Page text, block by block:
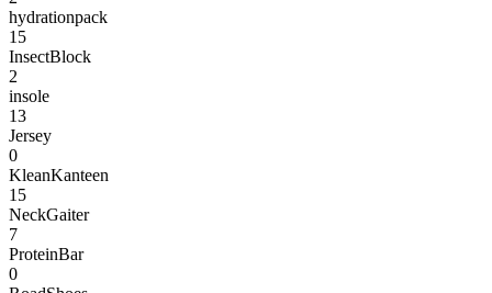
hydrationpack
15
InsectBlock
2
insole
13
Jersey
0
KleanKanteen
15
NeckGaiter
7
ProteinBar
0